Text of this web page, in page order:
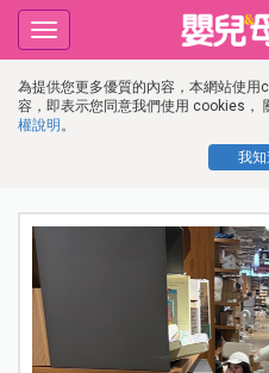
為提供您更多優質的內容，本網站使
容，即表示您同意我們使用 cookies，
權說明 。
我知
Toggle
navigation